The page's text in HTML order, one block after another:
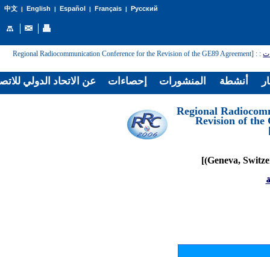
中文| English | Español | Français| Русский
:
: [Regional Radiocommunication Conference for the Revision of the GE89 Agreement
[Regional
Revision of the
عن الاتحاد الدولي إحصاءات المنشورات أنشطة